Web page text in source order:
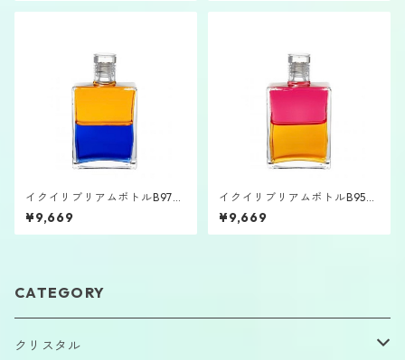
イクイリブリアムボトルB97
「大天使ウリエル」
¥9,669
イクイリブリアムボトルB95
「大天使ガブリエル」
¥9,669
CATEGORY
クリスタル